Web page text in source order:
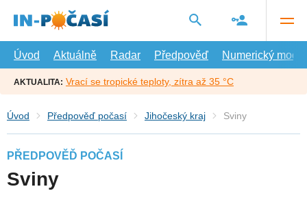
hlavní
Úvod
Aktuálně Radar Předpověď Numerický model
AKTUALITA: Vrací se tropické teploty, zítra až 35 °C
Úvod Předpověď počasí Jihočeský kraj Sviny
PŘEDPOVĚĎ POČASÍ
Sviny